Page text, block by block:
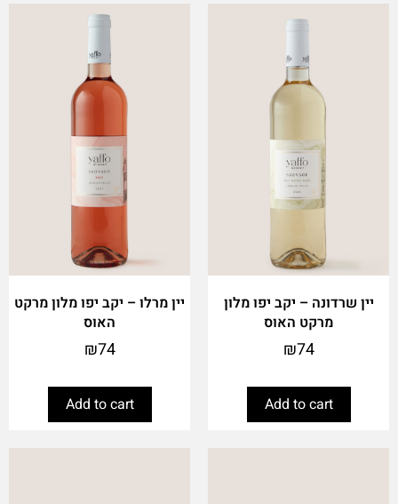
יין שרדונה – יקב יפו מלון
מרקט האוס
₪74
Add to cart
יין מרלו – יקב יפו מלון מרקט
האוס
₪74
Add to cart